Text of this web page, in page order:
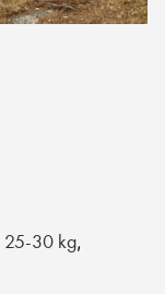
25-30 kg,